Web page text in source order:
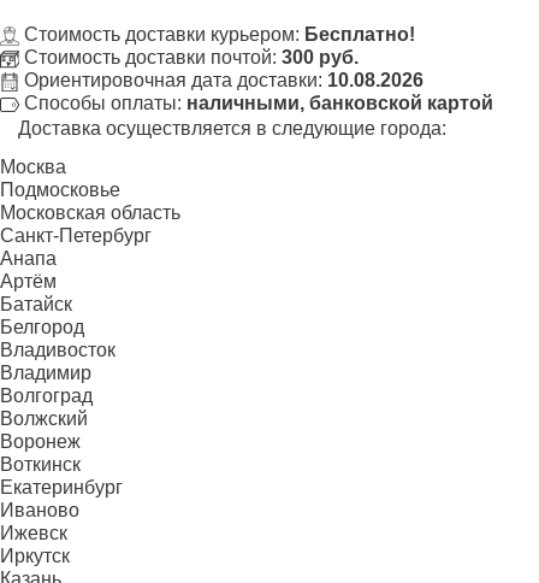
Стоимость доставки курьером: Бесплатно!
Стоимость доставки почтой: 300 руб.
Ориентировочная дата доставки: 10.08.2026
Способы оплаты: наличными, банковской картой
Доставка осуществляется в следующие города:
Москва
Подмосковье
Московская область
Санкт-Петербург
Анапа
Артём
Батайск
Белгород
Владивосток
Владимир
Волгоград
Волжский
Воронеж
Воткинск
Екатеринбург
Иваново
Ижевск
Иркутск